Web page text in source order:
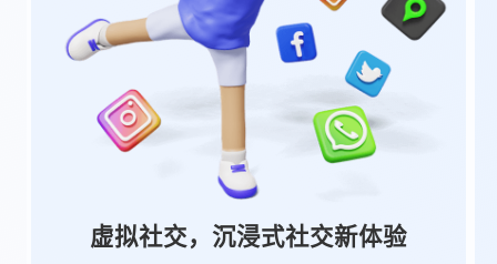
虚拟社交，沉浸式社交新体验